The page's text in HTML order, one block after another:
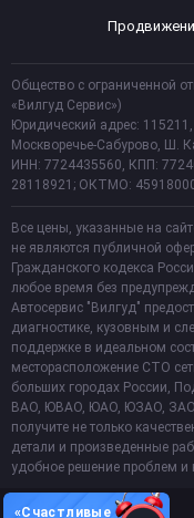
Общество с ограниченной
«Вилгуд Сервис»)
Юридический адрес:
Москворечье-Сабурово, Ш.
ИНН: 7724435560, КПП:
28118921; ОКТМО:
Все цены, указанные на
не являются публичной
Гражданского кодекса
любое время без
Автосервис "Вилгуд"
диагностике, кузовным и
поддержке в идеальном
месторасположение СТО
больших городах России,
ВАО, ЮВАО, ЮАО, ЮЗАО, ЗАО,
получите не только
детали и произведенные
удобное решение проблем и
«Счастливые